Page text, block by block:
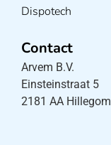
Dispotech
Contact
Arvem B.V.
Einsteinstraat 5
2181 AA Hillegom